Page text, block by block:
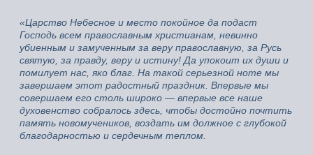
«Царство Небесное и место покойное да подаст
Господь всем православным христианам, невинно
убиенным и замученным за веру православную, за Русь
святую, за правду, веру и истину! Да упокоит их души и
помилует нас, яко благ. На такой серьезной ноте мы
завершаем этот радостный праздник. Впервые мы
совершаем его столь широко — впервые все наше
духовенство собралось здесь, чтобы достойно почтить
память новомучеников, воздать им должное с глубокой
благодарностью и сердечным теплом.